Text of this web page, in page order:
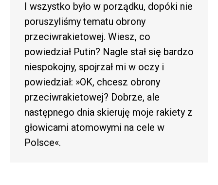
I wszystko było w porządku, dopóki nie
poruszyliśmy tematu obrony
przeciwrakietowej. Wiesz, co
powiedział Putin? Nagle stał się bardzo
niespokojny, spojrzał mi w oczy i
powiedział: »OK, chcesz obrony
przeciwrakietowej? Dobrze, ale
następnego dnia skieruję moje rakiety z
głowicami atomowymi na cele w
Polsce«.